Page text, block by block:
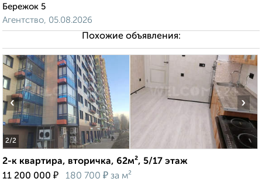
Бережок 5
Агентство, 05.08.2026
Похожие объявления:
2/2
‹ ›
2-к квартира, вторичка, 62м², 5/17 этаж
11 200 000 ₽ 180 700 ₽ за м²